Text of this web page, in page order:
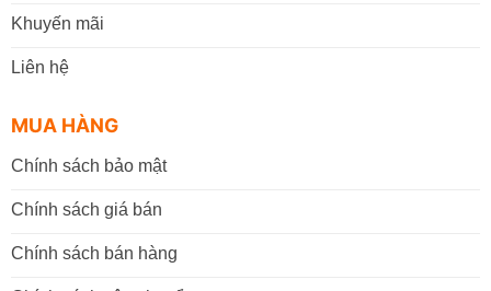
Khuyến mãi
Liên hệ
MUA HÀNG
Chính sách bảo mật
Chính sách giá bán
Chính sách bán hàng